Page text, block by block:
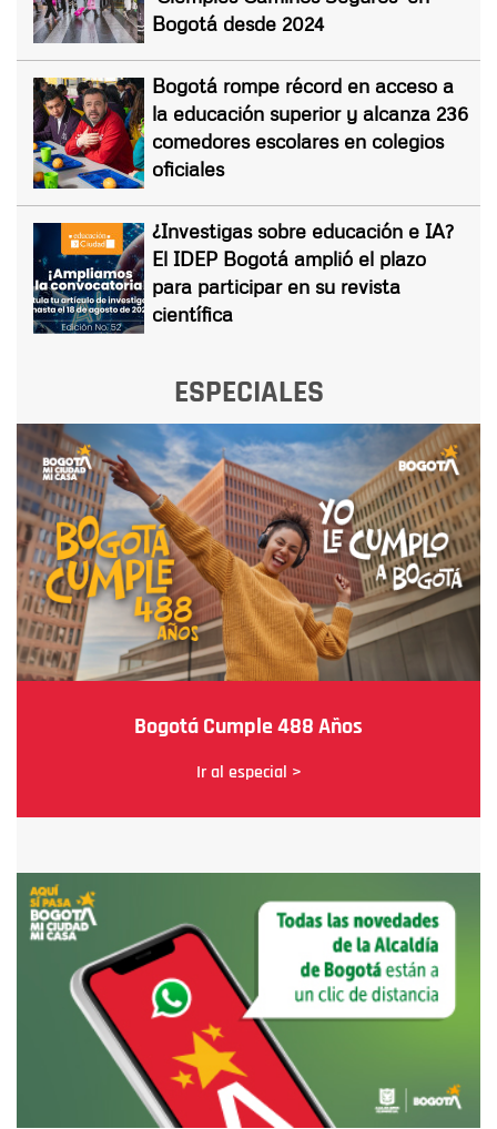
Bogotá desde 2024
Bogotá rompe récord en acceso a
la educación superior y alcanza 236
comedores escolares en colegios
oficiales
¿Investigas sobre educación e IA?
El IDEP Bogotá amplió el plazo
para participar en su revista
científica
ESPECIALES
Bogotá Cumple 488 Años
Ir al especial >